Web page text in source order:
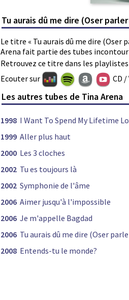
Tu aurais dû me dire (Oser
Le titre « Tu aurais dû me dire
Arena fait partie des tubes
Retrouvez ce titre dans les
Ecouter sur CD
Les autres tubes de Tina Arena
1998 I Want To Spend My Lifetime
1999 Aller plus haut
2000 Les 3 cloches
2002 Tu es toujours là
2002 Symphonie de l'âme
2006 Aimer jusqu'à l'impossible
2006 Je m'appelle Bagdad
2006 Tu aurais dû me dire (Oser
2008 Entends-tu le monde?